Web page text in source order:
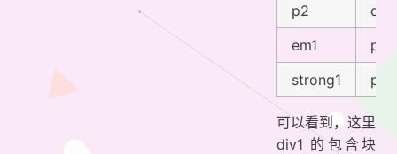
p2
div1
em1
p2
strong1
p2
可以看到，这里
div1 的包含块